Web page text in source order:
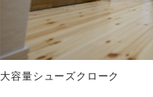
大容量シューズクローク